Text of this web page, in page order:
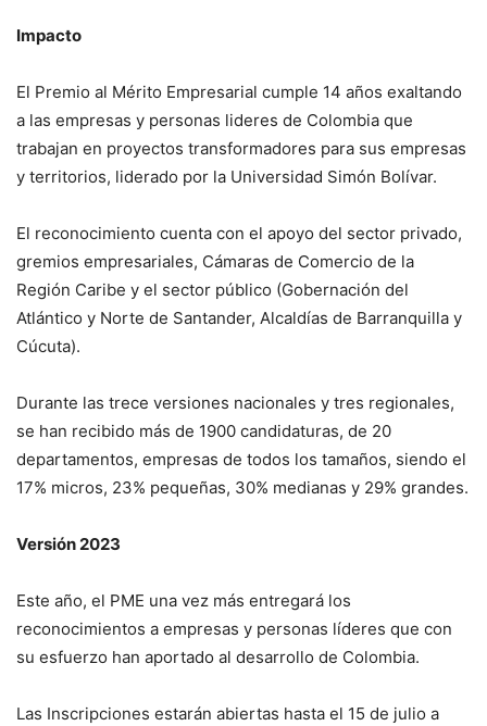
Impacto
El Premio al Mérito Empresarial cumple 14 años exaltando
a las empresas y personas lideres de Colombia que
trabajan en proyectos transformadores para sus empresas
y territorios, liderado por la Universidad Simón Bolívar.
El reconocimiento cuenta con el apoyo del sector privado,
gremios empresariales, Cámaras de Comercio de la
Región Caribe y el sector público (Gobernación del
Atlántico y Norte de Santander, Alcaldías de Barranquilla y
Cúcuta).
Durante las trece versiones nacionales y tres regionales,
se han recibido más de 1900 candidaturas, de 20
departamentos, empresas de todos los tamaños, siendo el
17% micros, 23% pequeñas, 30% medianas y 29% grandes.
Versión 2023
Este año, el PME una vez más entregará los
reconocimientos a empresas y personas líderes que con
su esfuerzo han aportado al desarrollo de Colombia.
Las Inscripciones estarán abiertas hasta el 15 de julio a